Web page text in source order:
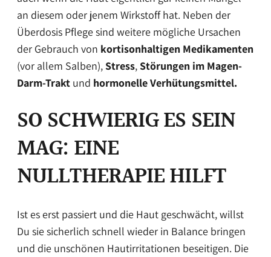
an diesem oder jenem Wirkstoff hat. Neben der
Überdosis Pflege sind weitere mögliche Ursachen
der Gebrauch von kortisonhaltigen Medikamenten
(vor allem Salben),Stress,Störungen im Magen-
Darm-Trakt und hormonelle Verhütungsmittel.
SO SCHWIERIG ES SEIN
MAG: EINE
NULLTHERAPIE HILFT
Ist es erst passiert und die Haut geschwächt, willst
Du sie sicherlich schnell wieder in Balance bringen
und die unschönen Hautirritationen beseitigen. Die